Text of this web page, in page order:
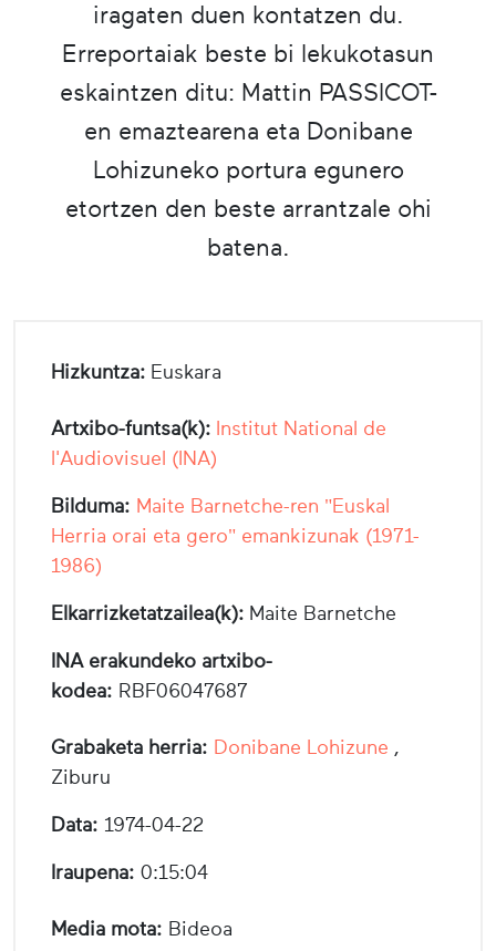
iragaten duen kontatzen du.
Erreportaiak beste bi lekukotasun
eskaintzen ditu: Mattin PASSICOT-
en emaztearena eta Donibane
Lohizuneko portura egunero
etortzen den beste arrantzale ohi
batena.
Hizkuntza: Euskara
Artxibo-funtsa(k): Institut National de
l'Audiovisuel (INA)
Bilduma: Maite Barnetche-ren "Euskal
Herria orai eta gero" emankizunak (1971-
1986)
Elkarrizketatzailea(k): Maite Barnetche
INA erakundeko artxibo-
kodea: RBF06047687
Grabaketa herria: Donibane Lohizune ,
Ziburu
Data: 1974-04-22
Iraupena: 0:15:04
Media mota: Bideoa